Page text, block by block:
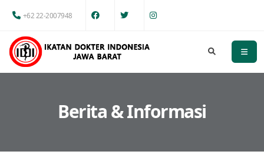
+62 22-2007948
Berita & Informasi